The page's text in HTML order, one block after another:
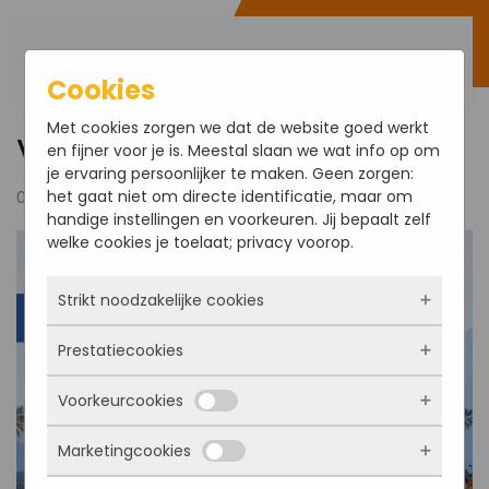
V-Ray 6 for SketchUp
07 oktober 2022
Cookies
Met cookies zorgen we dat de website goed werkt
en fijner voor je is. Meestal slaan we wat info op om
je ervaring persoonlijker te maken. Geen zorgen:
het gaat niet om directe identificatie, maar om
handige instellingen en voorkeuren. Jij bepaalt zelf
welke cookies je toelaat; privacy voorop.
Strikt noodzakelijke cookies
Deze cookies zorgen ervoor dat de website
überhaupt werkt. Ze zijn dus altijd actief en
kunnen niet worden uitgezet. Meestal worden
ze alleen geplaatst als jij iets doet, zoals
inloggen, een formulier invullen of je
privacyvoorkeuren opslaan. Je kunt je browser
Prestatiecookies
Met deze cookies zien we hoe vaak onze site
bezocht wordt, waar bezoekers vandaan
komen en welke pagina’s populair zijn. Zo
kunnen we de website blijven verbeteren.
Voorkeurcookies
Deze cookies onthouden jouw voorkeuren.
Bijvoorbeeld taalkeuze of ingevulde gegevens.
Marketingcookies